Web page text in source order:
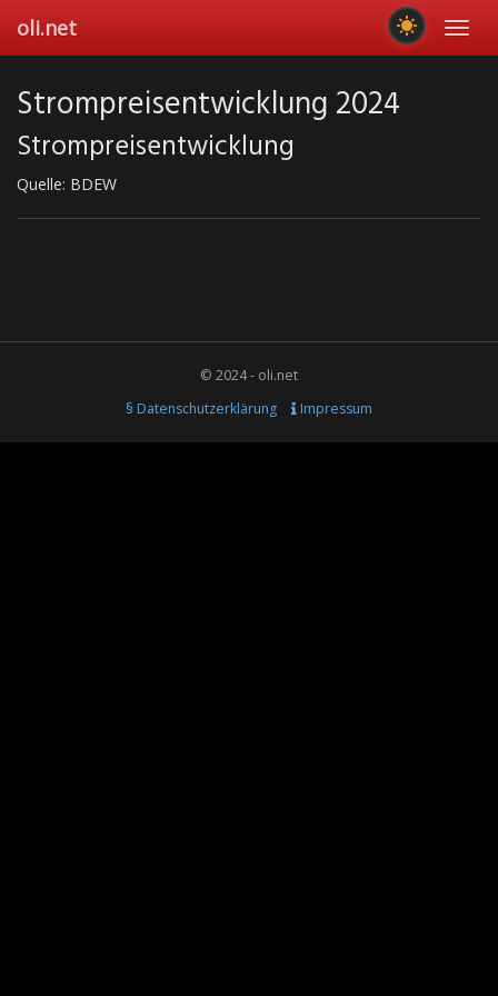
main
oli.net
Strompreisentwicklung 2024
Strompreisentwicklung
Quelle: BDEW
© 2024 - oli.net
§ Datenschutzerklärung
Impressum